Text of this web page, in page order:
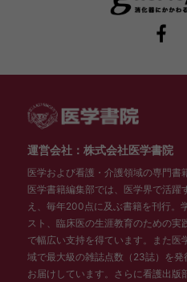
運営会社：株式会社医学書院
医学および看護・介護領域の専門書
医学書籍編集部では、医学界で活躍
え、毎年200点に及ぶ書籍を刊行。
スト、臨床医の生涯教育のための実
で幅広い支持を得ています。また医
域で最大級の雑誌点数（23誌）を
お届けしています。さらに看護出版